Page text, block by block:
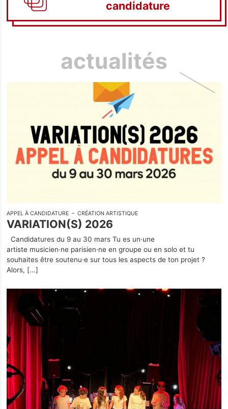
Billetterie
Bars -
Restaurant
Infos pratiques
La Carte des Curiosités
Actualités
Espace pro
Privatisation
Nos Partenaires
candidature
actualités
APPEL À CANDIDATURE CRÉATION ARTISTIQUE
VARIATION(S) 2026
Candidatures du 9 au 30 mars Tu es un·une
artiste musicien·ne parisien·ne en groupe ou en solo et tu
souhaites être soutenu·e sur tous les aspects de ton projet ?
Alors, [...]